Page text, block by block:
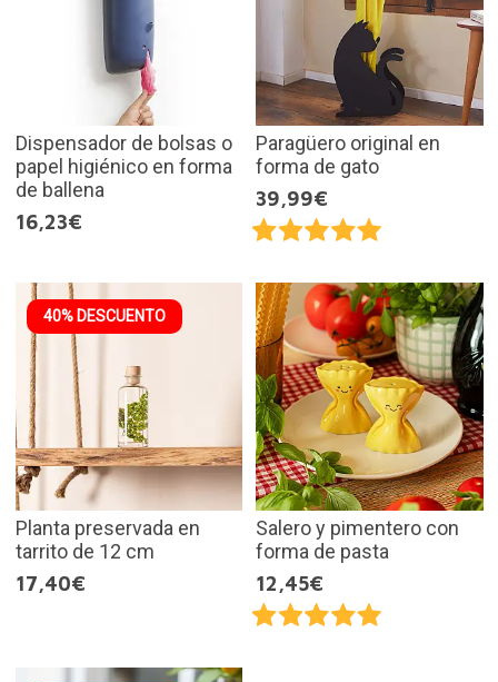
Dispensador de bolsas o
papel higiénico en forma
de ballena
16,23€
Paragüero original en
forma de gato
39,99€
40% DESCUENTO
Planta preservada en
tarrito de 12 cm
17,40€
Salero y pimentero con
forma de pasta
12,45€